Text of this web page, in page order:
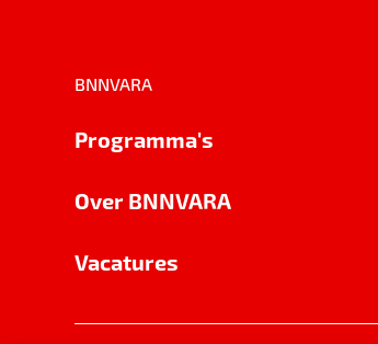
BNNVARA
Programma's
Over BNNVARA
Vacatures